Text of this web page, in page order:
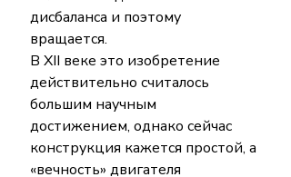
дисбаланса и поэтому
вращается.
В XII веке это изобретение
действительно считалось
большим научным
достижением, однако сейчас
конструкция кажется простой, а
«вечность» двигателя